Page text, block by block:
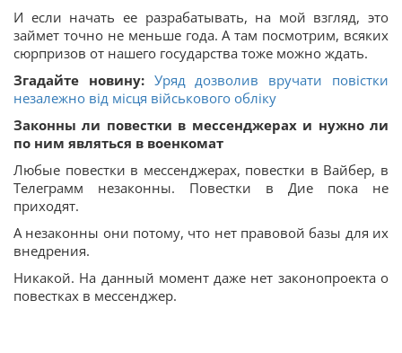
И если начать ее разрабатывать, на мой взгляд, это
займет точно не меньше года. А там посмотрим, всяких
сюрпризов от нашего государства тоже можно ждать.
Згадайте новину: Уряд дозволив вручати повістки
незалежно від місця військового обліку
Законны ли повестки в мессенджерах и нужно ли
по ним являться в военкомат
Любые повестки в мессенджерах, повестки в Вайбер, в
Телеграмм незаконны. Повестки в Дие пока не
приходят.
А незаконны они потому, что нет правовой базы для их
внедрения.
Никакой. На данный момент даже нет законопроекта о
повестках в мессенджер.